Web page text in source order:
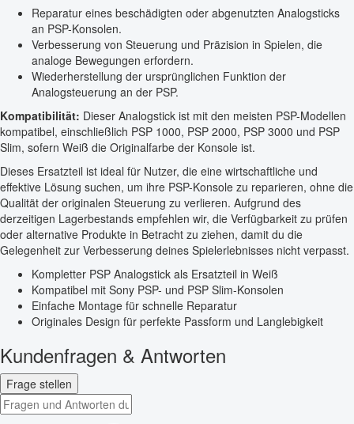
Reparatur eines beschädigten oder abgenutzten Analogsticks
an PSP-Konsolen.
Verbesserung von Steuerung und Präzision in Spielen, die
analoge Bewegungen erfordern.
Wiederherstellung der ursprünglichen Funktion der
Analogsteuerung an der PSP.
Kompatibilität: Dieser Analogstick ist mit den meisten PSP-Modellen
kompatibel, einschließlich PSP 1000, PSP 2000, PSP 3000 und PSP
Slim, sofern Weiß die Originalfarbe der Konsole ist.
Dieses Ersatzteil ist ideal für Nutzer, die eine wirtschaftliche und
effektive Lösung suchen, um ihre PSP-Konsole zu reparieren, ohne die
Qualität der originalen Steuerung zu verlieren. Aufgrund des
derzeitigen Lagerbestands empfehlen wir, die Verfügbarkeit zu prüfen
oder alternative Produkte in Betracht zu ziehen, damit du die
Gelegenheit zur Verbesserung deines Spielerlebnisses nicht verpasst.
Kompletter PSP Analogstick als Ersatzteil in Weiß
Kompatibel mit Sony PSP- und PSP Slim-Konsolen
Einfache Montage für schnelle Reparatur
Originales Design für perfekte Passform und Langlebigkeit
Kundenfragen & Antworten
Frage stellen